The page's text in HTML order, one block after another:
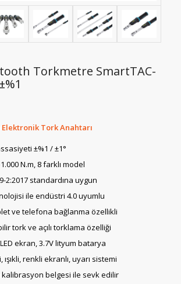
Torkmetre SmartTAC-
Tork Anahtarı
±%1 / ±1°
N.m, 8 farklı model
2:2017 standardına uygun
ile endüstri 4.0 uyumlu
ve telefona bağlanma özellikli
tork ve açılı torklama özelliği
ekran, 3.7V lityum batarya
ışıkli, renkli ekranlı, uyarı sistemi
belgesi ile sevk edilir